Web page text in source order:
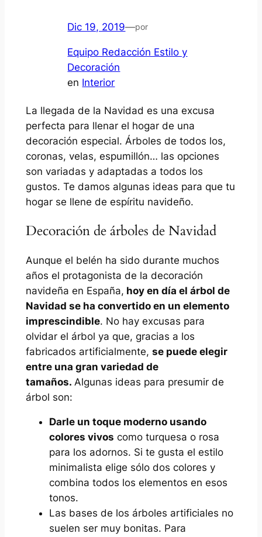
Dic 19, 2019—por
Equipo Redacción Estilo y
Decoración
en Interior
La llegada de la Navidad es una excusa
perfecta para llenar el hogar de una
decoración especial. Árboles de todos los,
coronas, velas, espumillón… las opciones
son variadas y adaptadas a todos los
gustos. Te damos algunas ideas para que tu
hogar se llene de espíritu navideño.
Decoración de árboles de Navidad
Aunque el belén ha sido durante muchos
años el protagonista de la decoración
navideña en España, hoy en día el árbol de
Navidad se ha convertido en un elemento
imprescindible. No hay excusas para
olvidar el árbol ya que, gracias a los
fabricados artificialmente, se puede elegir
entre una gran variedad de
tamaños. Algunas ideas para presumir de
árbol son:
Darle un toque moderno usando
colores vivos como turquesa o rosa
para los adornos. Si te gusta el estilo
minimalista elige sólo dos colores y
combina todos los elementos en esos
tonos.
Las bases de los árboles artificiales no
suelen ser muy bonitas. Para